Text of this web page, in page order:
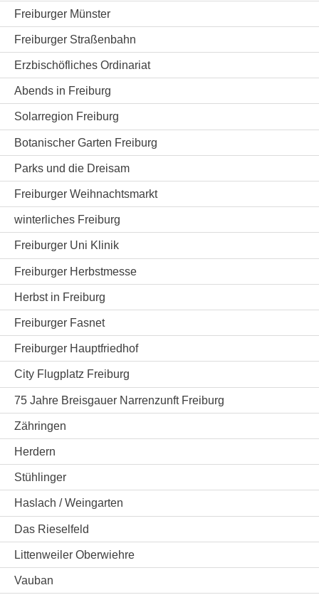
Freiburger Münster
Freiburger Straßenbahn
Erzbischöfliches Ordinariat
Abends in Freiburg
Solarregion Freiburg
Botanischer Garten Freiburg
Parks und die Dreisam
Freiburger Weihnachtsmarkt
winterliches Freiburg
Freiburger Uni Klinik
Freiburger Herbstmesse
Herbst in Freiburg
Freiburger Fasnet
Freiburger Hauptfriedhof
City Flugplatz Freiburg
75 Jahre Breisgauer Narrenzunft Freiburg
Zähringen
Herdern
Stühlinger
Haslach / Weingarten
Das Rieselfeld
Littenweiler Oberwiehre
Vauban